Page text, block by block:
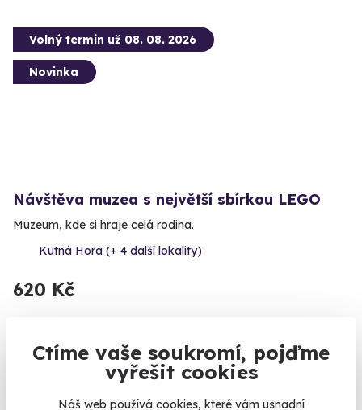
Ctíme vaše soukromí, pojďme
vyřešit cookies
Náš web používá cookies, které vám usnadní
Volný termín už 08. 08. 2026
Novinka
Návštěva muzea s největší sbírkou LEGO
Muzeum, kde si hraje celá rodina.
Kutná Hora (+ 4 další lokality)
620 Kč
Zobrazit zážitky na mapě
Už 18 let si s námi můžete po práci skočit s padákem nebo